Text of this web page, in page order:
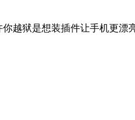
越狱是想装插件让手机更漂